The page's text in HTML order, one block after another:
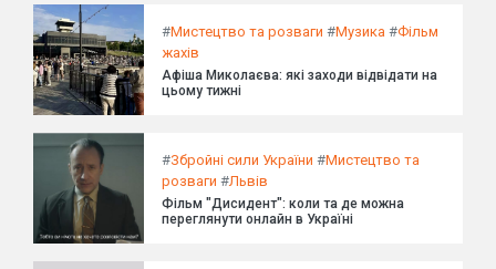
#Мистецтво та розваги #Музика #Фільм
жахів
Афіша Миколаєва: які заходи відвідати на
цьому тижні
#Збройні сили України #Мистецтво та
розваги #Львів
Фільм "Дисидент": коли та де можна
переглянути онлайн в Україні